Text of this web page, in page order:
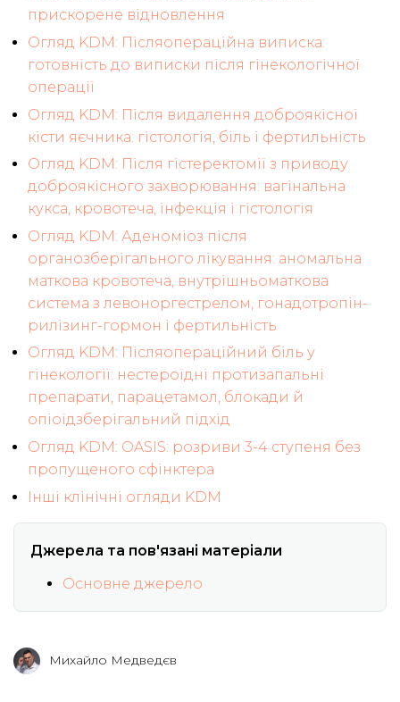
прискорене відновлення
Огляд KDM: Післяопераційна виписка:
готовність до виписки після гінекологічної
операції
Огляд KDM: Після видалення доброякісної
кісти яєчника: гістологія, біль і фертильність
Огляд KDM: Після гістеректомії з приводу
доброякісного захворювання: вагінальна
кукса, кровотеча, інфекція і гістологія
Огляд KDM: Аденоміоз після
органозберігального лікування: аномальна
маткова кровотеча, внутрішньоматкова
система з левоноргестрелом, гонадотропін-
рилізинг-гормон і фертильність
Огляд KDM: Післяопераційний біль у
гінекології: нестероїдні протизапальні
препарати, парацетамол, блокади й
опіоїдзберігальний підхід
Огляд KDM: OASIS: розриви 3-4 ступеня без
пропущеного сфінктера
Інші клінічні огляди KDM
Джерела та пов'язані матеріали
Основне джерело
Михайло Медведєв